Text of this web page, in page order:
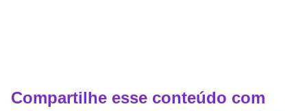
Compartilhe esse conteúdo com